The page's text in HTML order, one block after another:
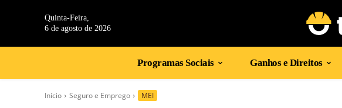
Quinta-Feira,
6 de agosto de 2026
Programas Sociais Ganhos e Direitos
Início Seguro e Emprego MEI